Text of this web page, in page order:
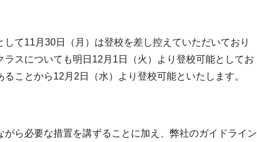
て11月30日（月）は登校を差し控えていただいており
スについても明日12月1日（火）より登校可能としてお
ことから12月2日（水）より登校可能といたします。
ら必要な措置を講ずることに加え、弊社のガイドライン